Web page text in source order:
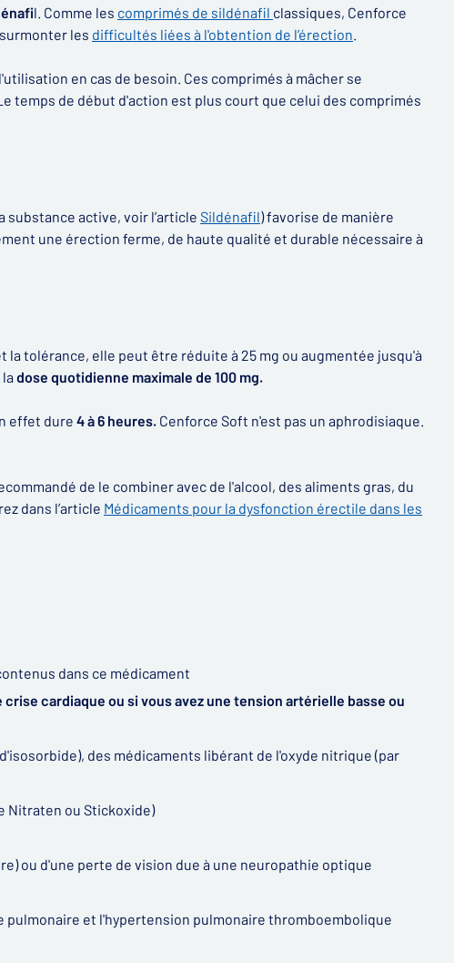
l. Comme les comprimés de sildénafil classiques, Cenforce
les difficultés liées à l'obtention de l’érection.
en cas de besoin. Ces comprimés à mâcher se
temps de début d'action est plus court que celui des comprimés
active, voir l’article Sildénafil) favorise de manière
une érection ferme, de haute qualité et durable nécessaire à
tolérance, elle peut être réduite à 25 mg ou augmentée jusqu'à
dose quotidienne maximale de 100 mg.
effet dure 4 à 6 heures. Cenforce Soft n'est pas un aphrodisiaque.
de le combiner avec de l'alcool, des aliments gras, du
dans l’article Médicaments pour la dysfonction érectile dans les
dans ce médicament
cardiaque ou si vous avez une tension artérielle basse ou
des médicaments libérant de l'oxyde nitrique (par
Nitraten ou Stickoxide)
ou d'une perte de vision due à une neuropathie optique
et l'hypertension pulmonaire thromboembolique